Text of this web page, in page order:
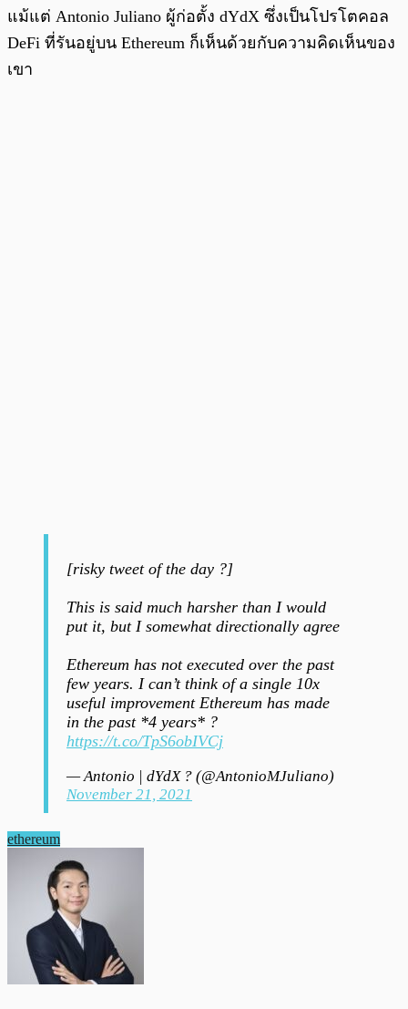
แม้แต่ Antonio Juliano ผู้ก่อตั้ง dYdX ซึ่งเป็นโปรโตคอล
DeFi ที่รันอยู่บน Ethereum ก็เห็นด้วยกับความคิดเห็นของ
เขา
[risky tweet of the day ?]
This is said much harsher than I would
put it, but I somewhat directionally agree
Ethereum has not executed over the past
few years. I can’t think of a single 10x
useful improvement Ethereum has made
in the past *4 years* ?
https://t.co/TpS6obIVCj
— Antonio | dYdX ? (@AntonioMJuliano)
November 21, 2021
ethereum